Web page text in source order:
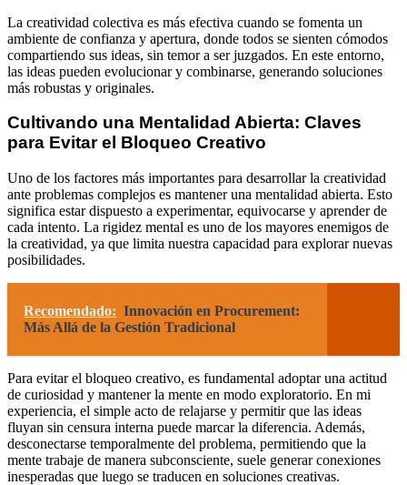
La creatividad colectiva es más efectiva cuando se fomenta un
ambiente de confianza y apertura, donde todos se sienten cómodos
compartiendo sus ideas, sin temor a ser juzgados. En este entorno,
las ideas pueden evolucionar y combinarse, generando soluciones
más robustas y originales.
Cultivando una Mentalidad Abierta: Claves
para Evitar el Bloqueo Creativo
Uno de los factores más importantes para desarrollar la creatividad
ante problemas complejos es mantener una mentalidad abierta. Esto
significa estar dispuesto a experimentar, equivocarse y aprender de
cada intento. La rigidez mental es uno de los mayores enemigos de
la creatividad, ya que limita nuestra capacidad para explorar nuevas
posibilidades.
Recomendado: Innovación en Procurement:
Más Allá de la Gestión Tradicional
Para evitar el bloqueo creativo, es fundamental adoptar una actitud
de curiosidad y mantener la mente en modo exploratorio. En mi
experiencia, el simple acto de relajarse y permitir que las ideas
fluyan sin censura interna puede marcar la diferencia. Además,
desconectarse temporalmente del problema, permitiendo que la
mente trabaje de manera subconsciente, suele generar conexiones
inesperadas que luego se traducen en soluciones creativas.